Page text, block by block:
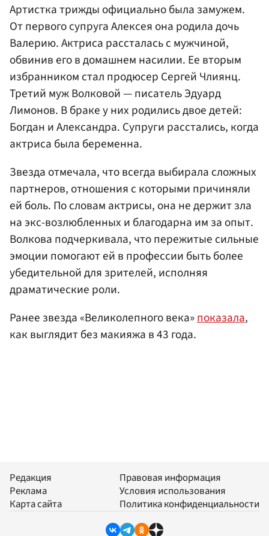
Артистка трижды официально была замужем.
От первого супруга Алексея она родила дочь
Валерию. Актриса рассталась с мужчиной,
обвинив его в домашнем насилии. Ее вторым
избранником стал продюсер Сергей Члиянц.
Третий муж Волковой — писатель Эдуард
Лимонов. В браке у них родились двое детей:
Богдан и Александра. Супруги расстались, когда
актриса была беременна.
Звезда отмечала, что всегда выбирала сложных
партнеров, отношения с которыми причиняли
ей боль. По словам актрисы, она не держит зла
на экс-возлюбленных и благодарна им за опыт.
Волкова подчеркивала, что пережитые сильные
эмоции помогают ей в профессии быть более
убедительной для зрителей, исполняя
драматические роли.
Ранее звезда «Великолепного века»показала,
как выглядит без макияжа в 43 года.
Редакция
Реклама
Карта сайта
Правовая информация
Условия использования
Политика конфиденциальности